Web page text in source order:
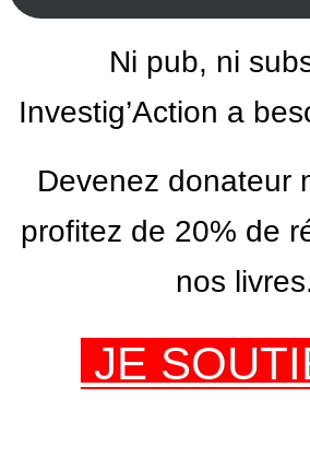
Ni pub, ni
Investig’Action a
Devenez donateur
profitez de 20% de
nos
JE